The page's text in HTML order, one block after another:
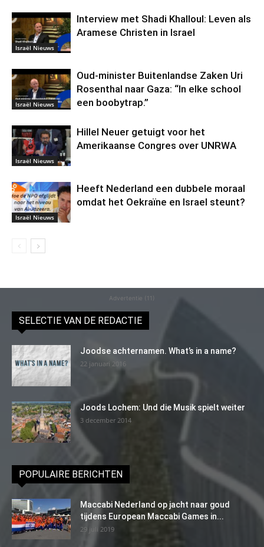
Israël Nieuws
Interview met Shadi Khalloul: Leven als
Aramese Christen in Israel
Israël Nieuws
Oud-minister Buitenlandse Zaken Uri
Rosenthal naar Gaza: “In elke school
een boobytrap.”
Israël Nieuws
Hillel Neuer getuigt voor het
Amerikaanse Congres over UNRWA
Israël Nieuws
Heeft Nederland een dubbele moraal
omdat het Oekraïne en Israel steunt?
Advertentie (11)
SELECTIE VAN DE REDACTIE
Joodse achternamen. What’s in a name?
22 januari 2016
Joods Lochem: Und die Musik spielt weiter
3 december 2014
POPULAIRE BERICHTEN
Maccabi Nederland op jacht naar goud
tijdens European Maccabi Games in...
29 juli 2019